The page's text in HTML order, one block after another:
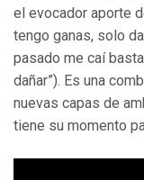
el evocador aporte
tengo ganas, solo
pasado me caí
dañar”). Es una
nuevas capas de
tiene su momento